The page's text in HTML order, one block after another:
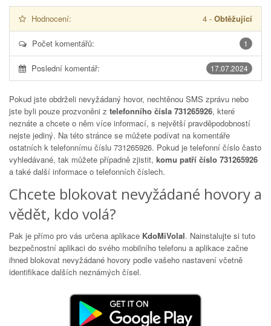
Hodnocení: 4 - Obtěžující
1
Počet komentářů:
17.07.2024
Poslední komentář:
Pokud jste obdrželi nevyžádaný hovor, nechtěnou SMS zprávu nebo
jste byli pouze prozvoněni z telefonního čísla 731265926, které
neznáte a chcete o něm více informací, s největší pravděpodobností
nejste jediný. Na této stránce se můžete podívat na komentáře
ostatních k telefonnímu číslu 731265926. Pokud je telefonní číslo často
vyhledávané, tak můžete případně zjistit, komu patří číslo 731265926
a také další informace o telefonních číslech.
Chcete blokovat nevyžádané hovory a
vědět, kdo volá?
Pak je přímo pro vás určena aplikace KdoMiVolal. Nainstalujte si tuto
bezpečnostní aplikaci do svého mobilního telefonu a aplikace začne
ihned blokovat nevyžádané hovory podle vašeho nastavení včetně
identifikace dalších neznámých čísel.